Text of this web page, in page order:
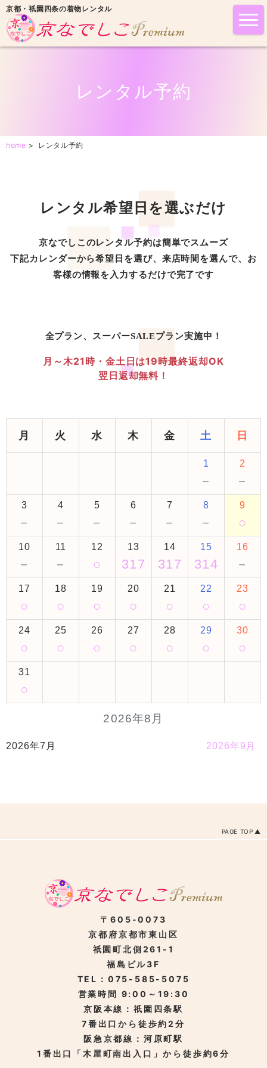
京都・祇園四条の着物レンタル
レンタル予約
home > レンタル予約
レンタル希望日を選ぶだけ
京なでしこのレンタル予約は簡単でスムーズ
下記カレンダーから希望日を選び、来店時間を選んで、お
客様の情報を入力するだけで完了です
全プラン、スーパーSALEプラン実施中！
月～木21時・金土日は19時最終返却OK
翌日返却無料！
2026年8月
月 火 水 木 金 土 日
1
－
2
－
3
－
4
－
5
－
6
－
7
－
8
－
9
○
10
－
11
－
12
○
13
317
14
317
15
314
16
－
17
○
18
○
19
○
20
○
21
○
22
○
23
○
24
○
25
○
26
○
27
○
28
○
29
○
30
○
31
○
2026年7月 2026年9月
PAGE TOP
〒605-0073
京都府京都市東山区
祇園町北側261-1
福島ビル3F
TEL：075-585-5075
営業時間 9:00～19:30
京阪本線：祇園四条駅
7番出口から徒歩約2分
阪急京都線：河原町駅
1番出口「木屋町南出入口」から徒歩約6分